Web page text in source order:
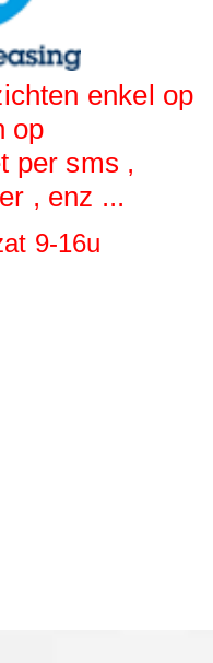
enkel op
op
per sms ,
, enz ...
9-16u